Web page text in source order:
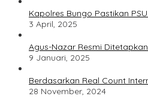
Kapolres Bungo Pastikan
3 April, 2025
Agus-Nazar Resmi
9 Januari, 2025
Berdasarkan Real Count
28 November, 2024